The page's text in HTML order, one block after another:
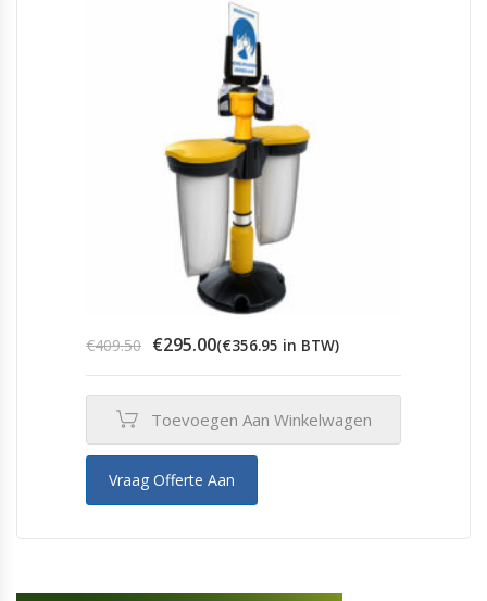
€409.50 Oorspronkelijke
€295.00Huidige
(€356.95 in BTW)
Toevoegen Aan Winkelwagen
Vraag Offerte Aan